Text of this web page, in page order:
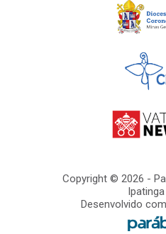
Copyright © 2026 -
Desenvolvido